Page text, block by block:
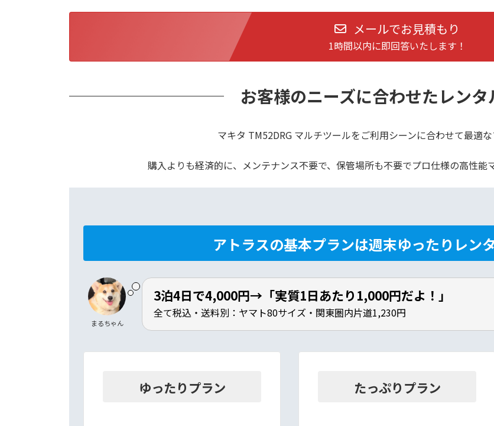
メールでお見積もり
1時間以内に即回答いたします！
お客様のニーズに合わせたレンタ
マキタ TM52DRG マルチツールをご利用シーンに合わせて最適な
購入よりも経済的に、メンテナンス不要で、保管場所も不要でプロ仕様の高性能
アトラスの基本プランは週末ゆったりレン
まるちゃん
3泊4日で4,000円→「実質1日あたり1,000円だよ！」
全て税込・送料別：ヤマト80サイズ・関東圏内片道1,230円
ゆったりプラン たっぷりプラン